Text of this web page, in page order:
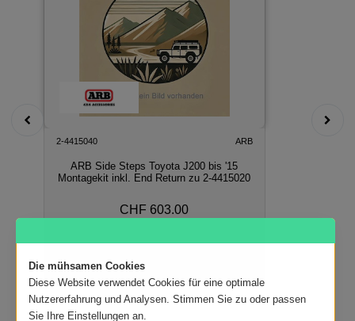
2-4415040 ARB
ARB Side Steps Toyota J200 bis '15
Montagekit inkl. End Return zu 2-4415020
CHF 603.00
Die mühsamen Cookies
Diese Website verwendet Cookies für eine optimale
Nutzererfahrung und Analysen. Stimmen Sie zu oder passen
Sie Ihre Einstellungen an.